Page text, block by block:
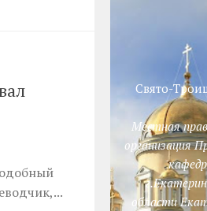
Свято-
Местная
организация
области